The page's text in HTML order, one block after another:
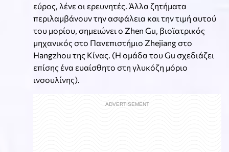
εύρος, λένε οι ερευνητές. Άλλα ζητήματα
περιλαμβάνουν την ασφάλεια και την τιμή αυτού
του μορίου, σημειώνει ο Zhen Gu, βιοϊατρικός
μηχανικός στο Πανεπιστήμιο Zhejiang στο
Hangzhou της Κίνας. (Η ομάδα του Gu σχεδιάζει
επίσης ένα ευαίσθητο στη γλυκόζη μόριο
ινσουλίνης).